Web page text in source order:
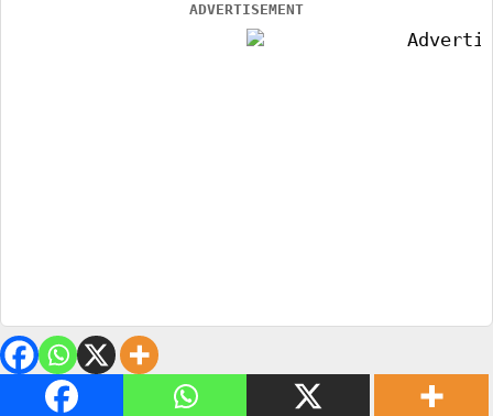
ADVERTISEMENT